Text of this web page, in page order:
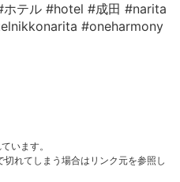
ホテル #hotel #成田 #narita
#oneharmony
います。
れてしまう場合はリンク元を参照し